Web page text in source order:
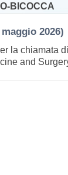
BICOCCA
2026)
la chiamata
and